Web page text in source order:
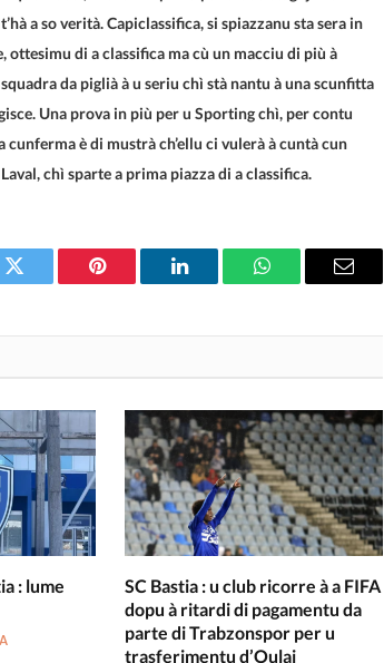
a so verità. Capiclassifica, si spiazzanu sta sera in
ottesimu di a classifica ma cù un macciu di più à
da piglià à u seriu chì stà nantu à una scunfitta
Una prova in più per u Sporting chì, per contu
cunferma è di mustrà ch’ellu ci vulerà à cuntà cun
chì sparte a prima piazza di a classifica.
Twitter Pinterest LinkedIn WhatsAppEmail
: lume
SC Bastia : u club ricorre à a FIFA
dopu à ritardi di pagamentu da
parte di Trabzonspor per u
trasferimentu d’Oulai